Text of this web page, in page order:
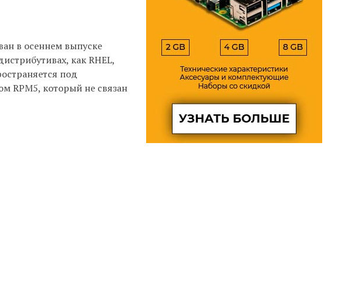
в осеннем выпуске
как RHEL,
под
RPM5, который не связан